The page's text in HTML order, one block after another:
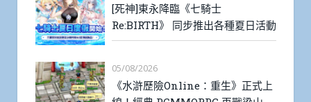
[死神]東永降臨《七騎士
Re:BIRTH》 同步推出各種夏日活動
05/08/2026
《水滸歷險Online：重生》正式上